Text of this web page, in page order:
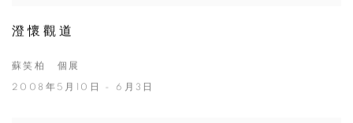
澄懷觀道
蘇笑柏 個展
2008年5月10日 - 6月3日